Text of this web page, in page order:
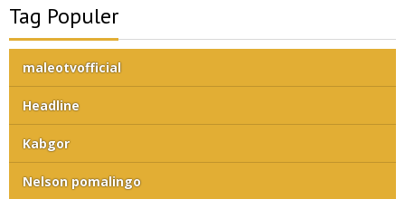
Tag Populer
maleotvofficial
Headline
Kabgor
Nelson pomalingo